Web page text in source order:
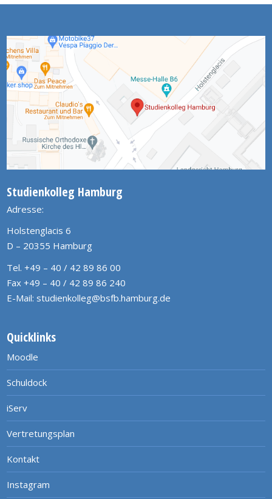
Studienkolleg Hamburg
Adresse:
Holstenglacis 6
D – 20355 Hamburg
Tel. +49 – 40 / 42 89 86 00
Fax +49 – 40 / 42 89 86 240
E-Mail: studienkolleg@bsfb.hamburg.de
Quicklinks
Moodle
Schuldock
iServ
Vertretungsplan
Kontakt
Instagram